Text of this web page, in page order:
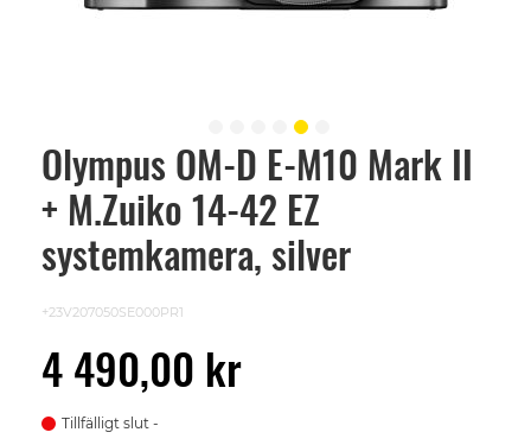
Olympus OM-D E-M10 Mark II
+ M.Zuiko 14-42 EZ
systemkamera, silver
+23V207050SE000PR1
4 490,00 kr
Tillfälligt slut
Skip
beginning
images